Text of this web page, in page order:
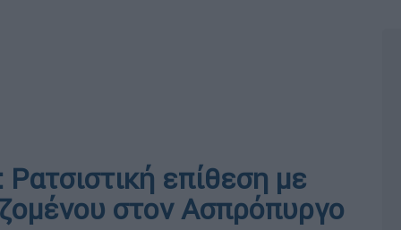
επίθεση με
στον Ασπρόπυργο